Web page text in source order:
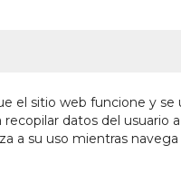
el sitio web funcione y
datos del usuario
a su uso mientras
Añadir a